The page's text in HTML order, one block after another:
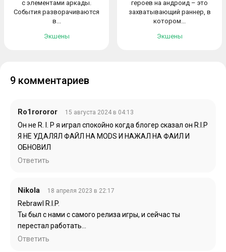
с элементами аркады.
События разворачиваются
в...
Экшены
героев на андроид – это
захватывающий раннер, в
котором...
Экшены
9 комментариев
Ro1rororor 15 августа 2024 в 04:13
Он не R. I. P я играл спокойно когда блогер сказал он R.I.P
Я НЕ УДАЛЯЛ ФАЙЛ НА MODS И НАЖАЛ НА ФАИЛ И
ОБНОВИЛ
Ответить
Nikola 18 апреля 2023 в 22:17
Rebrawl R.I.P.
Ты был с нами с самого релиза игры, и сейчас ты
перестал работать…
Ответить